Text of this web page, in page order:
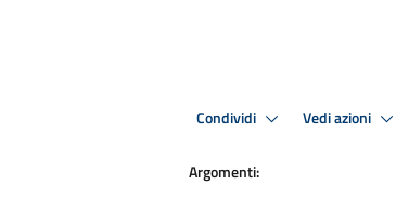
Condividi Vedi azioni
Argomenti: